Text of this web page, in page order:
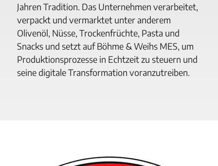
Jahren Tradition. Das Unternehmen verarbeitet,
verpackt und vermarktet unter anderem
Olivenöl, Nüsse, Trockenfrüchte, Pasta und
Snacks und setzt auf Böhme & Weihs MES, um
Produktionsprozesse in Echtzeit zu steuern und
seine digitale Transformation voranzutreiben.